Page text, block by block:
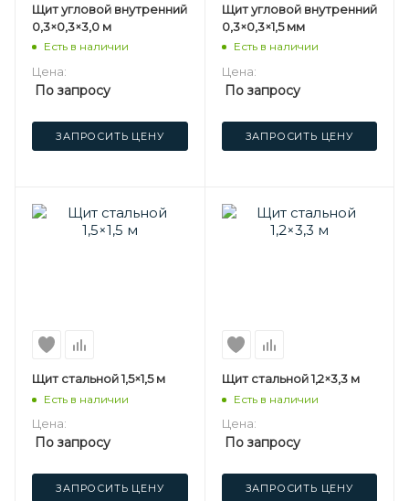
Щит угловой внутренний
0,3×0,3×3,0 м
Есть в наличии
Цена:
По запросу
ЗАПРОСИТЬ ЦЕНУ
Щит угловой внутренний
0,3×0,3×1,5 мм
Есть в наличии
Цена:
По запросу
ЗАПРОСИТЬ ЦЕНУ
Щит стальной 1,5×1,5 м
Есть в наличии
Цена:
По запросу
ЗАПРОСИТЬ ЦЕНУ
Щит стальной 1,2×3,3 м
Есть в наличии
Цена:
По запросу
ЗАПРОСИТЬ ЦЕНУ